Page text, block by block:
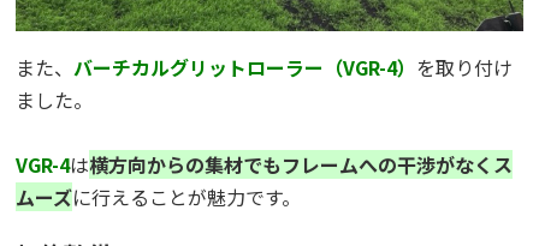
また、バーチカルグリットローラー（VGR-4） を取り付け
ました。
VGR-4は横方向からの集材でもフレームへの干渉がなくス
ムーズに行えることが魅力です。